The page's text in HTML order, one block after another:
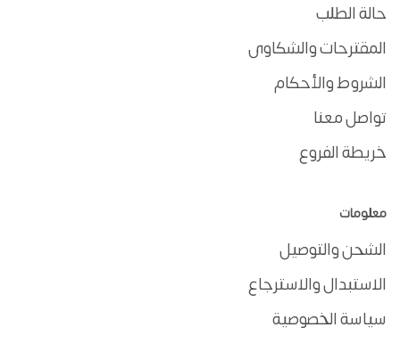
حالة الطلب
المقترحات والشكاوى
الشروط والأحكام
تواصل معنا
خريطة الفروع
معلومات
الشحن والتوصيل
الاستبدال والاسترجاع
سياسة الخصوصية